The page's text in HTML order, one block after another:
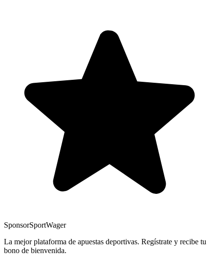
SponsorSportWager
La mejor plataforma de apuestas deportivas. Regístrate y recibe tu
bono de bienvenida.